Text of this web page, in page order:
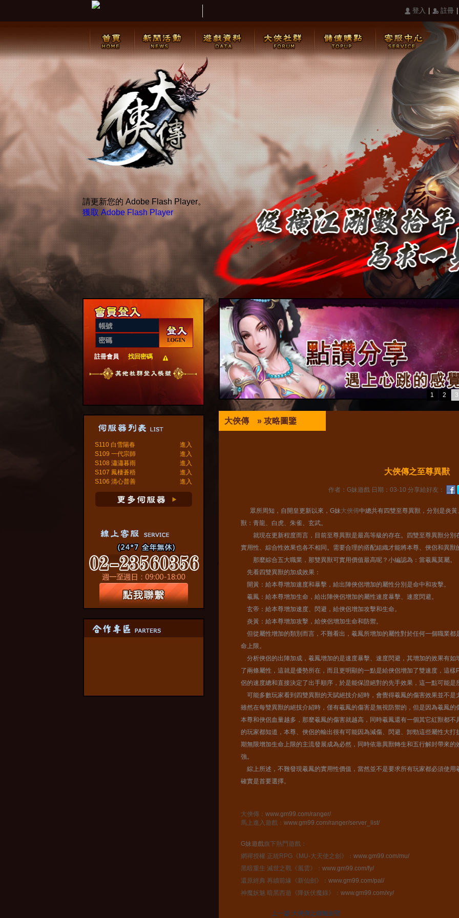
󰄭 登入 󰅍 註冊
請更新您的 Adobe Flash Player。
獲取 Adobe Flash Player
註冊會員 找回密碼
進入
S110 白雪陽春
進入
S109 一代宗師
進入
S108 瀟瀟暮雨
進入
S107 鳳棲蒼梧
進入
S106 清心普善
1 2 3
大俠傳 » 攻略圖鑒
大俠傳之至尊異獸
作者：G妹遊戲 日期：03-10 分享給好友：
眾所周知，自開皇更新以來，G妹大俠傳中總共有四雙至尊異獸，分別是炎
獸：青龍、白虎、朱雀、玄武。
就現在更新程度而言，目前至尊異獸是最高等級的存在。四雙至尊異獸分別
實用性、綜合性效果也各不相同。需要合理的搭配組織才能將本尊、俠侶和
那麼綜合五大職業，那雙異獸可實用價值最高呢？小編認為：當羲鳳莫屬。
先看四雙異獸的加成效果：
開黃：給本尊增加速度和暴擊，給出陣俠侶增加的屬性分別是命中和攻擊。
羲鳳：給本尊增加生命，給出陣俠侶增加的屬性速度暴擊、速度閃避。
玄帝：給本尊增加速度、閃避，給俠侶增加攻擊和生命。
炎黃：給本尊增加攻擊，給俠侶增加生命和防禦。
但從屬性增加的類別而言，不難看出，羲鳳所增加的屬性對於任何一個職業都
命上限。
分析俠侶的出陣加成，羲鳳增加的是速度暴擊、速度閃避，其增加的效果有如
了兩條屬性，這就是優勢所在，而且更明顯的一點是給俠侶增加了雙速度，這
侶的速度總和直接決定了出手順序，於是能保證絕對的先手效果，這一點可能是
可能多數玩家看到四雙異獸的天賦絕技介紹時，會覺得羲鳳的傷害效果並不是
雖然在每雙異獸的絕技介紹時，僅有羲鳳的傷害是無視防禦的，但是因為羲鳳
本尊和俠侶血量越多，那麼羲鳳的傷害就越高，同時羲鳳還有一個其它紅獸都
的玩家都知道，本尊、俠侶的輸出很有可能因為減傷、閃避、卸勁這些屬性大
期無限增加生命上限的主流發展成為必然，同時依靠異獸轉生和五行解封帶來
強。
綜上所述，不難發現羲鳳的實用性價值，當然並不是要求所有玩家都必須使用
確實是首要選擇。
大俠傳： www.gm99.com/ranger/
馬上進入遊戲： www.gm99.com/ranger/server_list/
G妹遊戲旗下熱門遊戲：
網禪授權 正統RPG《MU-大天使之劍》： www.gm99.com/mu/
黑暗重生 滅世之戰《風雲》： www.gm99.com/fy/
還原經典 再續前緣《新仙劍》： www.gm99.com/pal/
神魔妖魅 暗黑西遊《降妖伏魔錄》： www.gm99.com/xy/
上一篇:大俠傳之鍾離劍聖